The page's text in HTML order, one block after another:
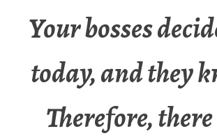
Your bosses
today, and they
Therefore,